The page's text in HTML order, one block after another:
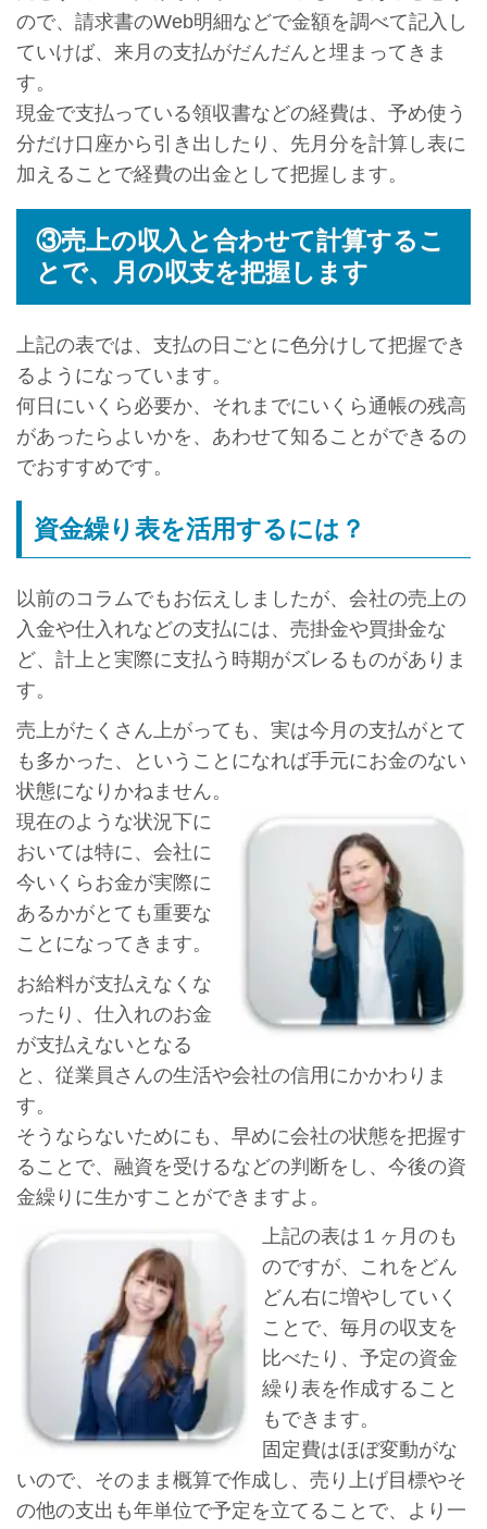
ので、請求書のWeb明細などで金額を調べて記入し
ていけば、来月の支払がだんだんと埋まってきま
す。
現金で支払っている領収書などの経費は、予め使う
分だけ口座から引き出したり、先月分を計算し表に
加えることで経費の出金として把握します。
③売上の収入と合わせて計算するこ
とで、月の収支を把握します
上記の表では、支払の日ごとに色分けして把握でき
るようになっています。
何日にいくら必要か、それまでにいくら通帳の残高
があったらよいかを、あわせて知ることができるの
でおすすめです。
資金繰り表を活用するには？
以前のコラムでもお伝えしましたが、会社の売上の
入金や仕入れなどの支払には、売掛金や買掛金な
ど、計上と実際に支払う時期がズレるものがありま
す。
売上がたくさん上がっても、実は今月の支払がとて
も多かった、ということになれば手元にお金のない
状態になりかねません。
現在のような状況下に
おいては特に、会社に
今いくらお金が実際に
あるかがとても重要な
ことになってきます。
お給料が支払えなくな
ったり、仕入れのお金
が支払えないとなる
と、従業員さんの生活や会社の信用にかかわりま
す。
そうならないためにも、早めに会社の状態を把握す
ることで、融資を受けるなどの判断をし、今後の資
金繰りに生かすことができますよ。
上記の表は１ヶ月のも
のですが、これをどん
どん右に増やしていく
ことで、毎月の収支を
比べたり、予定の資金
繰り表を作成すること
もできます。
固定費はほぼ変動がな
いので、そのまま概算で作成し、売り上げ目標やそ
の他の支出も年単位で予定を立てることで、より一